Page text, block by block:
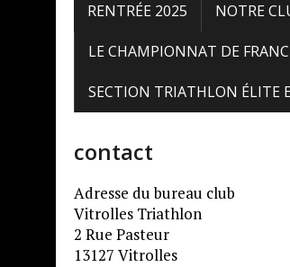
RENTRÉE 2025 NOTRE
LE CHAMPIONNAT DE
SECTION TRIATHLON ÉLITE
contact
Adresse du bureau club
Vitrolles Triathlon
2 Rue Pasteur
13127 Vitrolles